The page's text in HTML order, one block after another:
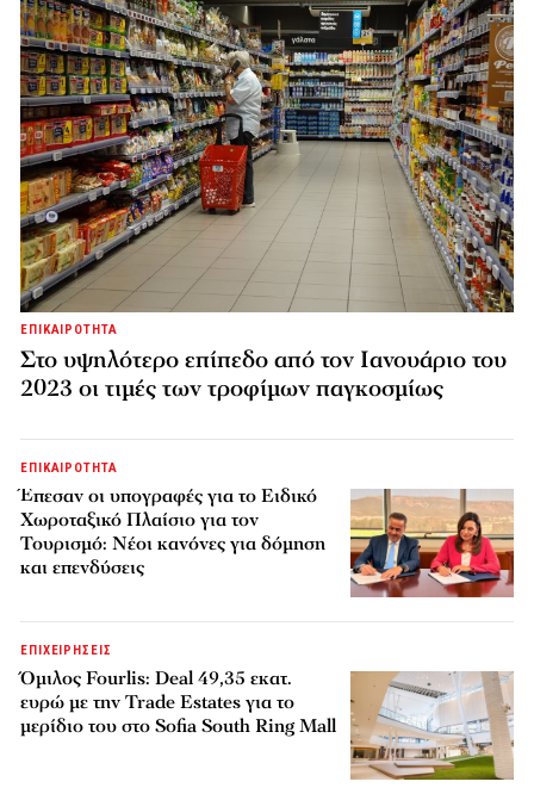
ΕΠΙΚΑΙΡΟΤΗΤΑ
Στο υψηλότερο επίπεδο από τον Ιανουάριο του
2023 οι τιμές των τροφίμων παγκοσμίως
ΕΠΙΚΑΙΡΟΤΗΤΑ
Έπεσαν οι υπογραφές για το Ειδικό
Χωροταξικό Πλαίσιο για τον
Τουρισμό: Νέοι κανόνες για δόμηση
και επενδύσεις
ΕΠΙΧΕΙΡΗΣΕΙΣ
Όμιλος Fourlis: Deal 49,35 εκατ.
ευρώ με την Trade Estates για το
μερίδιο του στο Sofia South Ring Mall